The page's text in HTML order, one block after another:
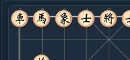
3. 炮二进四
黑+43
.....砲２平５
红+11
4. 炮二平三
黑+42
.....马２进１
红+1
5. 马八进七
黑+19